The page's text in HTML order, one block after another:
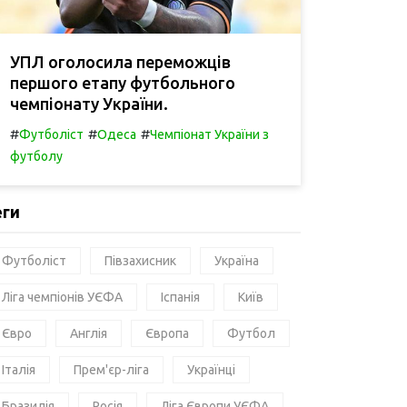
УПЛ оголосила переможців
першого етапу футбольного
чемпіонату України.
#Футболіст #Одеса #Чемпіонат України з
футболу
Футболіст Півзахисник Україна
Ліга чемпіонів УЄФА Іспанія Київ
Євро Англія Європа Футбол
Італія Прем'єр-ліга Українці